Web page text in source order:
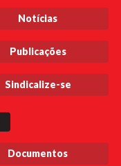
Notícias
Publicações
Sindicalize-se
Documentos